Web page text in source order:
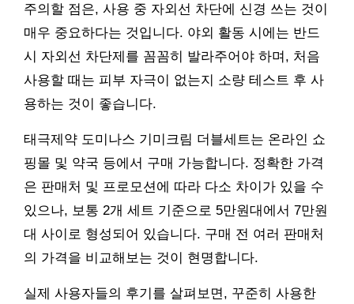
주의할 점은, 사용 중 자외선 차단에 신경 쓰는 것이
매우 중요하다는 것입니다. 야외 활동 시에는 반드
시 자외선 차단제를 꼼꼼히 발라주어야 하며, 처음
사용할 때는 피부 자극이 없는지 소량 테스트 후 사
용하는 것이 좋습니다.
태극제약 도미나스 기미크림 더블세트는 온라인 쇼
핑몰 및 약국 등에서 구매 가능합니다. 정확한 가격
은 판매처 및 프로모션에 따라 다소 차이가 있을 수
있으나, 보통 2개 세트 기준으로 5만원대에서 7만원
대 사이로 형성되어 있습니다. 구매 전 여러 판매처
의 가격을 비교해보는 것이 현명합니다.
실제 사용자들의 후기를 살펴보면, 꾸준히 사용한